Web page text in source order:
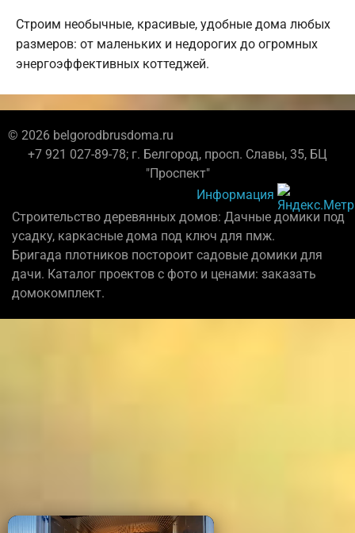
Строим необычные, красивые, удобные дома любых
размеров: от маленьких и недорогих до огромных
энергоэффективных коттеджей.
© 2026 belgorodbrusdoma.ru
+7 921 027-89-78; г. Белгород, просп. Славы, 35, БЦ
"Проспект"
Информация
Строительство деревянных домов: Дачные домики под
усадку, каркасные дома под ключ для пмж.
Бригада плотников постороит садовые домики для
дачи. Каталог проектов с фото и ценами: заказать
домокомплект.